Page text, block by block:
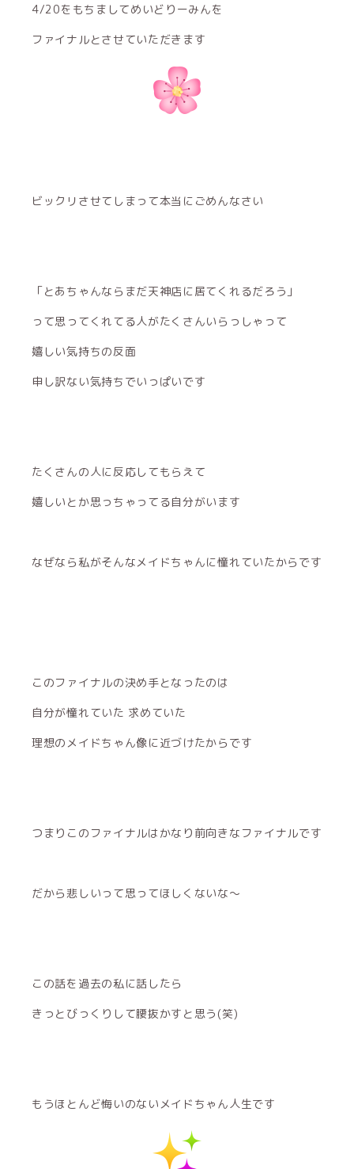
4/20をもちましてめいどりーみんを
ファイナルとさせていただきます
ビックリさせてしまって本当にごめんなさい
「とあちゃんならまだ天神店に居てくれるだろう」
って思ってくれてる人がたくさんいらっしゃって
嬉しい気持ちの反面
申し訳ない気持ちでいっぱいです
たくさんの人に反応してもらえて
嬉しいとか思っちゃってる自分がいます
なぜなら私がそんなメイドちゃんに憧れていたからです
このファイナルの決め手となったのは
自分が憧れていた 求めていた
理想のメイドちゃん像に近づけたからです
つまりこのファイナルはかなり前向きなファイナルです
だから悲しいって思ってほしくないな〜
この話を過去の私に話したら
きっとびっくりして腰抜かすと思う(笑)
もうほとんど悔いのないメイドちゃん人生です